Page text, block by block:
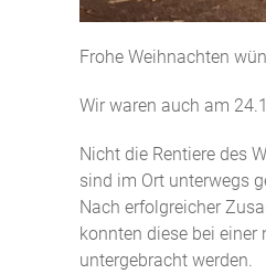
Frohe Weihnachten
Wir waren auch am
Nicht die Rentiere des
sind im Ort unterwegs
Nach erfolgreicher
konnten diese bei einer
untergebracht werden.